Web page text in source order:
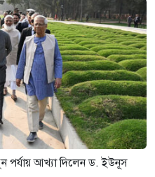
পর্যায় আখ্যা দিলেন ড. ইউনূস